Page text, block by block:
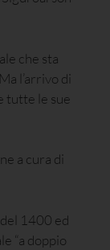
che sta
l’arrivo di
tutte le sue
a cura di
1400 ed
“a doppio